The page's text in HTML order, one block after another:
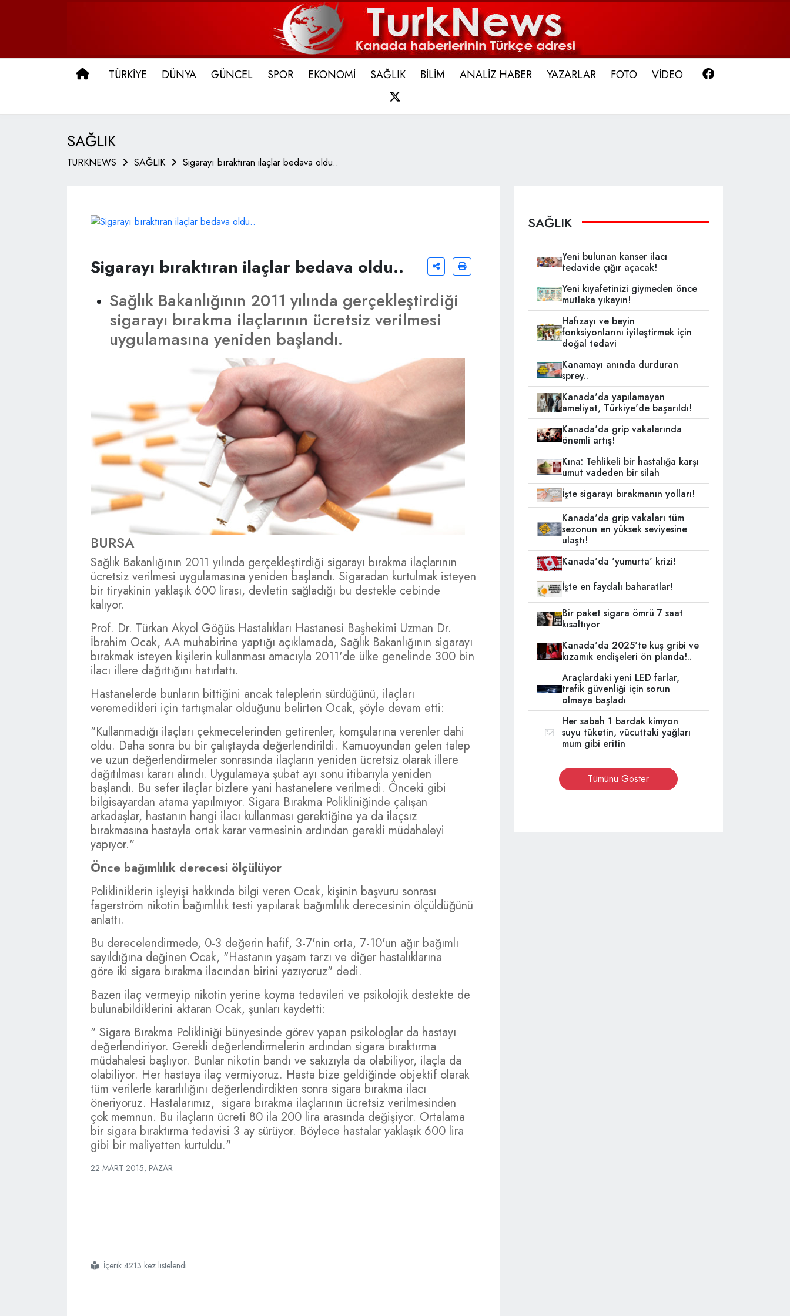
ANA SAYFA
TÜRKİYE DÜNYA GÜNCEL SPOR EKONOMİ SAĞLIK BİLİM ANALİZ HABER YAZARLAR FOTO VİDEO
SAĞLIK
TURKNEWS SAĞLIK Sigarayı bıraktıran ilaçlar bedava oldu..
Sigarayı bıraktıran ilaçlar bedava oldu..
Sağlık Bakanlığının 2011 yılında gerçekleştirdiği
sigarayı bırakma ilaçlarının ücretsiz verilmesi
uygulamasına yeniden başlandı.
BURSA
Sağlık Bakanlığının 2011 yılında gerçekleştirdiği sigarayı bırakma ilaçlarının
ücretsiz verilmesi uygulamasına yeniden başlandı. Sigaradan kurtulmak isteyen
bir tiryakinin yaklaşık 600 lirası, devletin sağladığı bu destekle cebinde
kalıyor.
Prof. Dr. Türkan Akyol Göğüs Hastalıkları Hastanesi Başhekimi Uzman Dr.
İbrahim Ocak, AA muhabirine yaptığı açıklamada, Sağlık Bakanlığının sigarayı
bırakmak isteyen kişilerin kullanması amacıyla 2011'de ülke genelinde 300 bin
ilacı illere dağıttığını hatırlattı.
Hastanelerde bunların bittiğini ancak taleplerin sürdüğünü, ilaçları
veremedikleri için tartışmalar olduğunu belirten Ocak, şöyle devam etti:
"Kullanmadığı ilaçları çekmecelerinden getirenler, komşularına verenler dahi
oldu. Daha sonra bu bir çalıştayda değerlendirildi. Kamuoyundan gelen talep
ve uzun değerlendirmeler sonrasında ilaçların yeniden ücretsiz olarak illere
dağıtılması kararı alındı. Uygulamaya şubat ayı sonu itibarıyla yeniden
başlandı. Bu sefer ilaçlar bizlere yani hastanelere verilmedi. Önceki gibi
bilgisayardan atama yapılmıyor. Sigara Bırakma Polikliniğinde çalışan
arkadaşlar, hastanın hangi ilacı kullanması gerektiğine ya da ilaçsız
bırakmasına hastayla ortak karar vermesinin ardından gerekli müdahaleyi
yapıyor."
Önce bağımlılık derecesi ölçülüyor
Polikliniklerin işleyişi hakkında bilgi veren Ocak, kişinin başvuru sonrası
fagerström nikotin bağımlılık testi yapılarak bağımlılık derecesinin ölçüldüğünü
anlattı.
Bu derecelendirmede, 0-3 değerin hafif, 3-7'nin orta, 7-10'un ağır bağımlı
sayıldığına değinen Ocak, "Hastanın yaşam tarzı ve diğer hastalıklarına
göre iki sigara bırakma ilacından birini yazıyoruz" dedi.
Bazen ilaç vermeyip nikotin yerine koyma tedavileri ve psikolojik destekte de
bulunabildiklerini aktaran Ocak, şunları kaydetti:
" Sigara Bırakma Polikliniği bünyesinde görev yapan psikologlar da hastayı
değerlendiriyor. Gerekli değerlendirmelerin ardından sigara bıraktırma
müdahalesi başlıyor. Bunlar nikotin bandı ve sakızıyla da olabiliyor, ilaçla da
olabiliyor. Her hastaya ilaç vermiyoruz. Hasta bize geldiğinde objektif olarak
tüm verilerle kararlılığını değerlendirdikten sonra sigara bırakma ilacı
öneriyoruz. Hastalarımız, sigara bırakma ilaçlarının ücretsiz verilmesinden
çok memnun. Bu ilaçların ücreti 80 ila 200 lira arasında değişiyor. Ortalama
bir sigara bıraktırma tedavisi 3 ay sürüyor. Böylece hastalar yaklaşık 600 lira
gibi bir maliyetten kurtuldu."
22 MART 2015, PAZAR
#sigarayı
#bıraktıran
#ilaçlar
#bedava
#olduİçerik 4213 kez listelendi
SAĞLIK
Yeni bulunan kanser ilacı
tedavide çığır açacak!
Yeni kıyafetinizi giymeden önce
mutlaka yıkayın!
Hafızayı ve beyin
fonksiyonlarını iyileştirmek için
doğal tedavi
Kanamayı anında durduran
sprey..
Kanada'da yapılamayan
ameliyat, Türkiye'de başarıldı!
Kanada'da grip vakalarında
önemli artış!
Kına: Tehlikeli bir hastalığa karşı
umut vadeden bir silah
İşte sigarayı bırakmanın yolları!
Kanada'da grip vakaları tüm
sezonun en yüksek seviyesine
ulaştı!
Kanada'da 'yumurta' krizi!
İşte en faydalı baharatlar!
Bir paket sigara ömrü 7 saat
kısaltıyor
Kanada'da 2025'te kuş gribi ve
kızamık endişeleri ön planda!..
Araçlardaki yeni LED farlar,
trafik güvenliği için sorun
olmaya başladı
Her sabah 1 bardak kimyon
suyu tüketin, vücuttaki yağları
mum gibi eritin
Tümünü Göster